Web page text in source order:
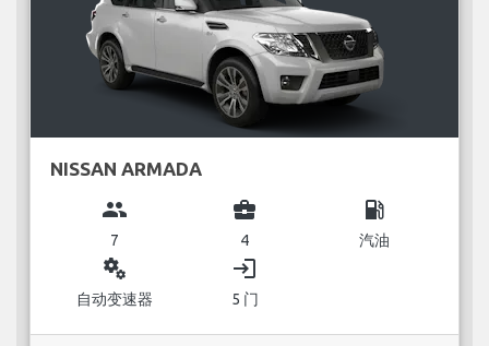
NISSAN ARMADA
group
7
business_center
4
local_gas_station
汽油
miscellaneous_services
自动变速器
login
5 门